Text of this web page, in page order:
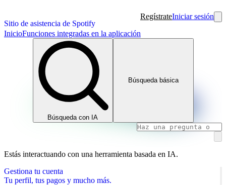
Sitio de asistencia de Spotify
RegístrateIniciar sesión
InicioFunciones integradas en la aplicación
Búsqueda con IA
Búsqueda básica
Estás interactuando con una herramienta basada en IA.
Gestiona tu cuenta
Tu perfil, tus pagos y mucho más.